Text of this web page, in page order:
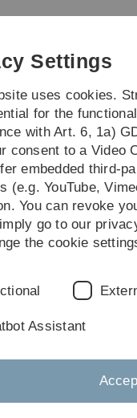
Solutions
Mitteilungen &
oder auch
können,
wie sich die
Settings
uses cookies.
for the
with Art. 6, 1a)
consent to a Video
embedded third-
(e.g. YouTube,
You can revoke
go to our
the cookie
Assistant